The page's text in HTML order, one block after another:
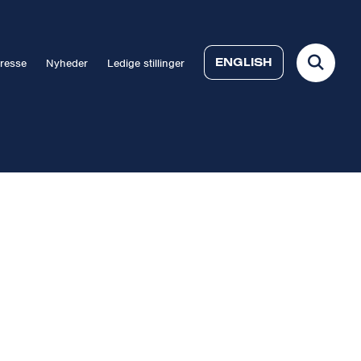
Nyheder Ledige stillinger ENGLISH